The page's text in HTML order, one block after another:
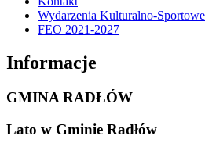
Wydarzenia Kulturalno-Sportowe
FEO 2021-2027
Informacje
GMINA RADŁÓW
Lato w Gminie Radłów